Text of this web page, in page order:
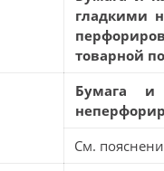
гладкими
товарной
Бумага и
См.